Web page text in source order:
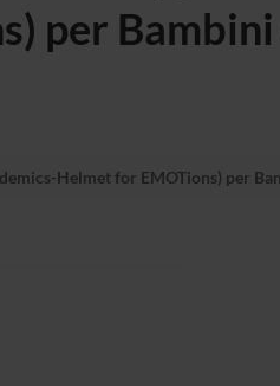
per Bambini
Helmet for EMOTions) per